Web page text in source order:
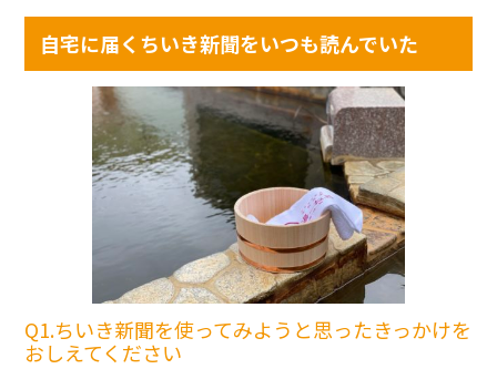
自宅に届くちいき新聞をいつも読んでいた
Q1.ちいき新聞を使ってみようと思ったきっかけを
おしえてください